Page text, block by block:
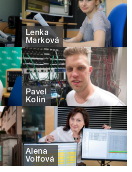
Lenka
Marková
Pavel
Kolín
Alena
Volfová